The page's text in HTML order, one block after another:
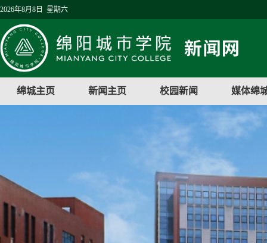
2026年8月8日 星期六
绵城主页 新闻主页 校园新闻 媒体绵